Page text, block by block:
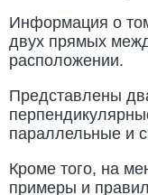
Информация о
двух прямых
расположении.
Представлены
параллельные и
Кроме того, на
примеры и